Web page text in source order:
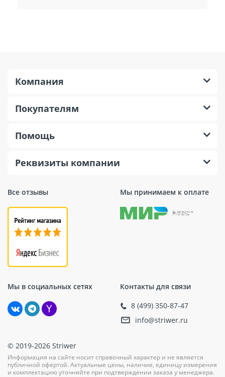
Все отзывы Мы принимаем к оплате
Мы в социальных сетях Контакты для связи
8 (499) 350-87-47
info@striwer.ru
Компания
Покупателям
Помощь
Реквизиты компании
© 2019-2026 Striwer
Информация на сайте носит справочный характер и не является
публичной офертой. Актуальные цены, наличие, единицу измерения
и комплектацию уточняйте при подтверждении заказа у менеджера.